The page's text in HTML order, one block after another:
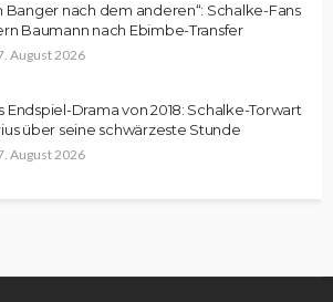
Banger nach dem anderen“: Schalke-Fans
Baumann nach Ebimbe-Transfer
August 2026
Endspiel-Drama von 2018: Schalke-Torwart
über seine schwärzeste Stunde
August 2026